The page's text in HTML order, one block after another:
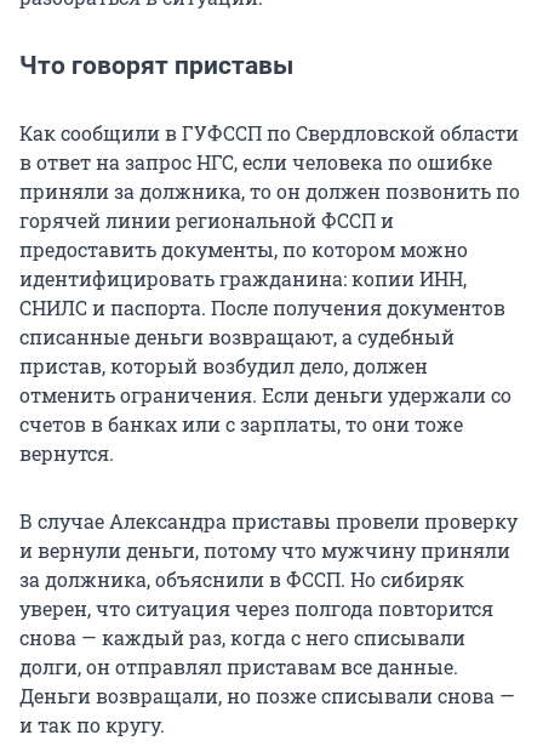
Что говорят приставы
Как сообщили в ГУФССП по Свердловской области
в ответ на запрос НГС, если человека по ошибке
приняли за должника, то он должен позвонить по
горячей линии региональной ФССП и
предоставить документы, по котором можно
идентифицировать гражданина: копии ИНН,
СНИЛС и паспорта. После получения документов
списанные деньги возвращают, а судебный
пристав, который возбудил дело, должен
отменить ограничения. Если деньги удержали со
счетов в банках или с зарплаты, то они тоже
вернутся.
В случае Александра приставы провели проверку
и вернули деньги, потому что мужчину приняли
за должника, объяснили в ФССП. Но сибиряк
уверен, что ситуация через полгода повторится
снова — каждый раз, когда с него списывали
долги, он отправлял приставам все данные.
Деньги возвращали, но позже списывали снова —
и так по кругу.